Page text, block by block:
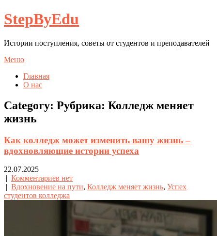
StepByEdu
Истории поступления, советы от студентов и преподавателей
Меню
Главная
О нас
Category: Рубрика: Колледж меняет
жизнь
Как колледж может изменить вашу жизнь –
вдохновляющие истории успеха
22.07.2025
| Комментариев нет
| Вдохновение на пути, Колледж меняет жизнь, Успех
студентов колледжа